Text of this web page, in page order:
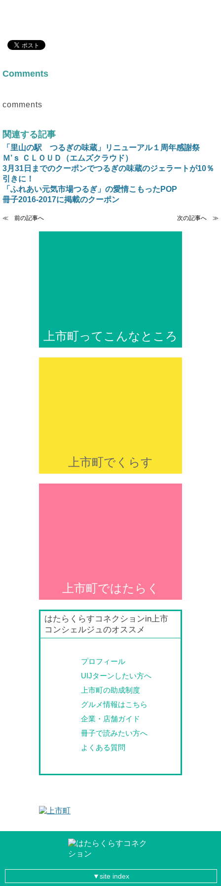
Comments
comments
関連する記事
「里山の駅 つるぎの味蔵」リニューアル１周年感謝祭
Ｍ’ｓ ＣＬＯＵＤ（エムズクラウド）
3月31日までのクーポンでつるぎの味蔵のジェラートが10％
引きに！
「ふれあい元気市場つるぎ」の愛情こもったPOP
冊子2016-2017に掲載のクーポン
≪ 前の記事へ 次の記事へ ≫
上市町ってこんなところ
上市町でくらす
上市町ではたらく
はたらくらすコネクションin上市
コンシェルジュのオススメ
プロフィール
UIJターンしたい方へ
上市町の助成制度
グルメ情報はこちら
企業・店舗ガイド
冊子で読みたい方へ
よくある質問
site index